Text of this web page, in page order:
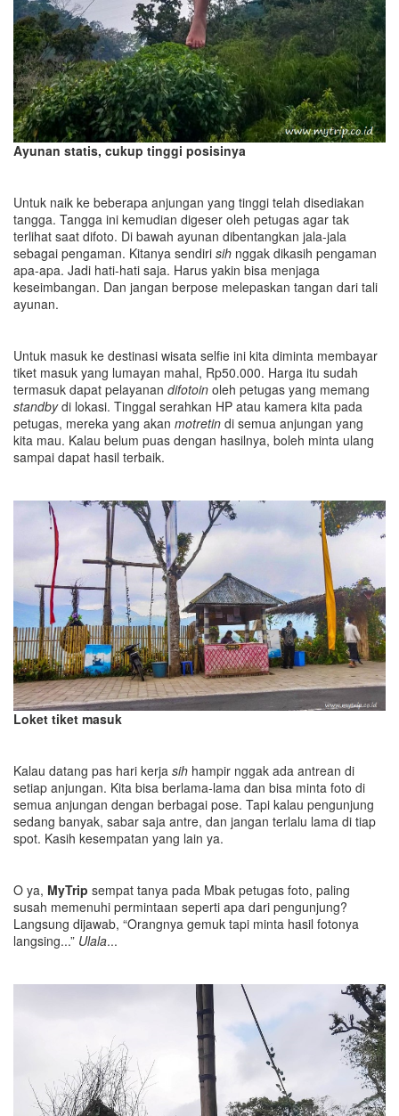
Ayunan statis, cukup tinggi posisinya
Untuk naik ke beberapa anjungan yang tinggi telah disediakan
tangga. Tangga ini kemudian digeser oleh petugas agar tak
terlihat saat difoto. Di bawah ayunan dibentangkan jala-jala
sebagai pengaman. Kitanya sendiri sih nggak dikasih pengaman
apa-apa. Jadi hati-hati saja. Harus yakin bisa menjaga
keseimbangan. Dan jangan berpose melepaskan tangan dari tali
ayunan.
Untuk masuk ke destinasi wisata selfie ini kita diminta membayar
tiket masuk yang lumayan mahal, Rp50.000. Harga itu sudah
termasuk dapat pelayanan difotoin oleh petugas yang memang
standbydi lokasi. Tinggal serahkan HP atau kamera kita pada
petugas, mereka yang akan motretin di semua anjungan yang
kita mau. Kalau belum puas dengan hasilnya, boleh minta ulang
sampai dapat hasil terbaik.
Loket tiket masuk
Kalau datang pas hari kerja sih hampir nggak ada antrean di
setiap anjungan. Kita bisa berlama-lama dan bisa minta foto di
semua anjungan dengan berbagai pose. Tapi kalau pengunjung
sedang banyak, sabar saja antre, dan jangan terlalu lama di tiap
spot. Kasih kesempatan yang lain ya.
O ya, MyTrip sempat tanya pada Mbak petugas foto, paling
susah memenuhi permintaan seperti apa dari pengunjung?
Langsung dijawab, “Orangnya gemuk tapi minta hasil fotonya
langsing...” Ulala...